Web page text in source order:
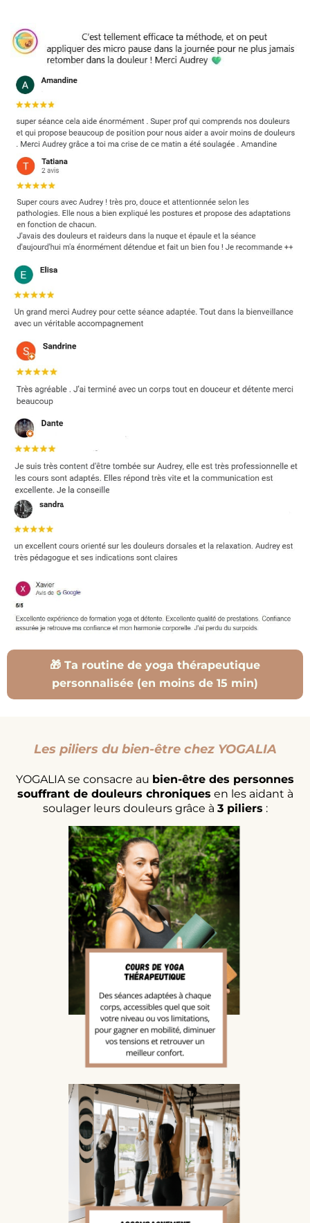
🎁 Ta routine de yoga thérapeutique
personnalisée (en moins de 15 min)
Les piliers du bien-être chez YOGALIA
YOGALIA se consacre au bien-être des personnes
souffrant de douleurs chroniques en les aidant à
soulager leurs douleurs grâce à 3 piliers :